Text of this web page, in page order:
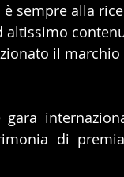
è sempre alla
altissimo
il marchio
di